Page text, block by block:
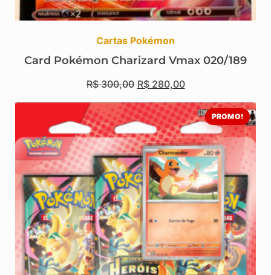
Cartas Pokémon
Card Pokémon Charizard Vmax 020/189
R$300,00 R$280,00
PROMO!